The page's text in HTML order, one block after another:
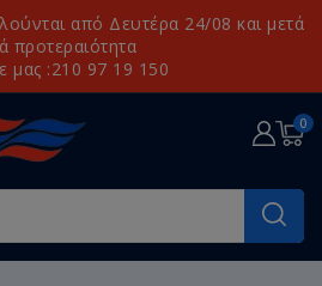
από Δευτέρα 24/08 και μετά
προτεραιότητα
μας :210 97 19 150
0